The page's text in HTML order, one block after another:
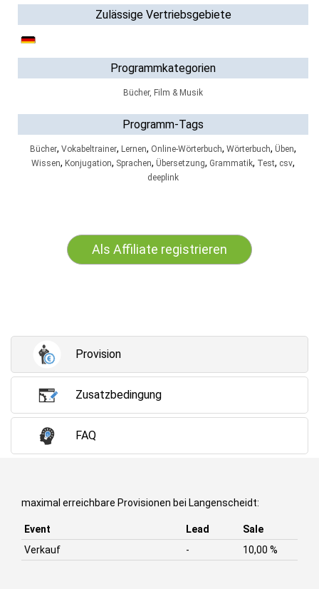
Zulässige Vertriebsgebiete
Programmkategorien
Bücher, Film & Musik
Programm-Tags
Bücher, Vokabeltrainer, Lernen, Online-Wörterbuch, Wörterbuch, Üben,
Wissen, Konjugation, Sprachen, Übersetzung, Grammatik, Test, csv,
deeplink
Als Affiliate registrieren
Provision
Zusatzbedingung
FAQ
maximal erreichbare Provisionen bei Langenscheidt:
Event Lead
Sale
Verkauf
- 10,00 %